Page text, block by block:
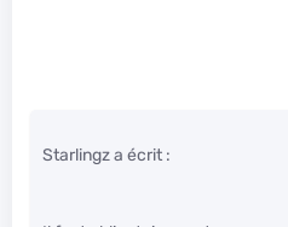
Starlingz a écrit :